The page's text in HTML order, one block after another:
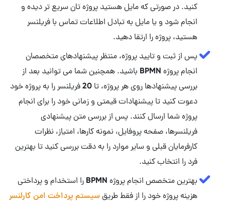
کنید. در صورتی که مایل هستید پروژه تان سریع تر دیده و
انجام شود و یا مایل به تبادل اطلاعات تماس با فریلنسر
هستید، پروژه را ارتقا دهید.
پس از ثبت و تایید پروژه، منتظر پیشنهادهای متخصصان
انجام پروژه BPMN باشید. همچنین شما می توانید بعد از
بررسی پیشنهادها روی هر پروژه، تا 20 فریلنسر را به پروژه خود
دعوت کنید تا پیشنهادات قیمتی و زمانی خود را برای انجام
پروژه شما ارسال کنند. پس از بررسی متن پیشنهادی
فریلنسرها، صفحه پروفایل، نمونه کارها، امتیاز، نظرات
کارفرمایان قبلی و سایر موارد را به دقت بررسی کنید تا بهترین
فرد را انتخاب کنید.
بهترین متخصص انجام پروژه BPMN را استخدام و پرداختی
هزینه پروژه خود را از فقط طریقسیستم پرداخت امن کارلنسر